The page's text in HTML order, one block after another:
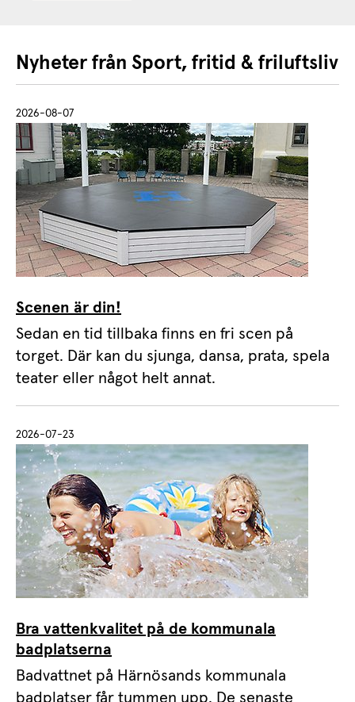
Nyheter från Sport, fritid & friluftsliv
2026-08-07
Scenen är din!
Sedan en tid tillbaka finns en fri scen på
torget. Där kan du sjunga, dansa, prata, spela
teater eller något helt annat.
2026-07-23
Bra vattenkvalitet på de kommunala
badplatserna
Badvattnet på Härnösands kommunala
badplatser får tummen upp. De senaste